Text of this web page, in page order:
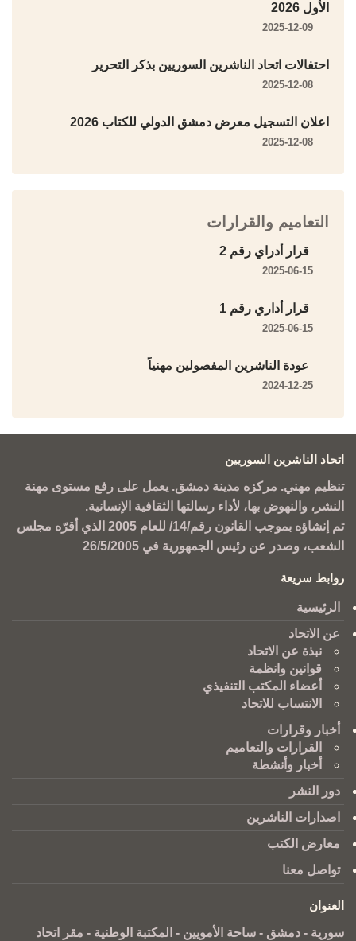
الأول 2026
2025-12-09
احتفالات اتحاد الناشرين السوريين بذكر التحرير
2025-12-08
اعلان التسجيل معرض دمشق الدولي للكتاب 2026
2025-12-08
التعاميم والقرارات
قرار أدراي رقم 2
2025-06-15
قرار أداري رقم 1
2025-06-15
عودة الناشرين المفصولين مهنياً
2024-12-25
اتحاد الناشرين السوريين
تنظيم مهني. مركزه مدينة دمشق. يعمل على رفع مستوى مهنة
النشر، والنهوض بها، لأداء رسالتها الثقافية الإنسانية.
تم إنشاؤه بموجب القانون رقم/14/ للعام 2005 الذي أقرّه مجلس
الشعب، وصدر عن رئيس الجمهورية في 26/5/2005
روابط سريعة
الرئيسية
عن الاتحاد
نبذة عن الاتحاد
قوانين وانظمة
أعضاء المكتب التنفيذي
الانتساب للاتحاد
أخبار وقرارات
القرارات والتعاميم
أخبار وأنشطة
دور النشر
اصدارات الناشرين
معارض الكتب
تواصل معنا
العنوان
سورية - دمشق - ساحة الأمويين - المكتبة الوطنية - مقر اتحاد